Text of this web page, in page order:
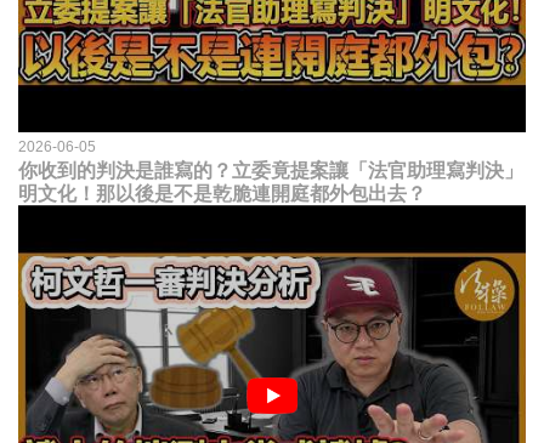
2026-06-05
你收到的判決是誰寫的？立委竟提案讓「法官助理寫判決」
明文化！那以後是不是乾脆連開庭都外包出去？